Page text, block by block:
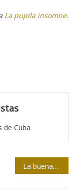
La pupila insomne.
de Cuba
La buenaventura de Radio Juvenil